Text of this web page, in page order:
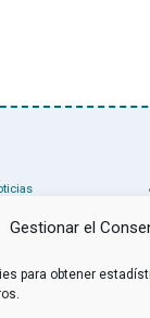
Gestionar el
para obtener
recomendados